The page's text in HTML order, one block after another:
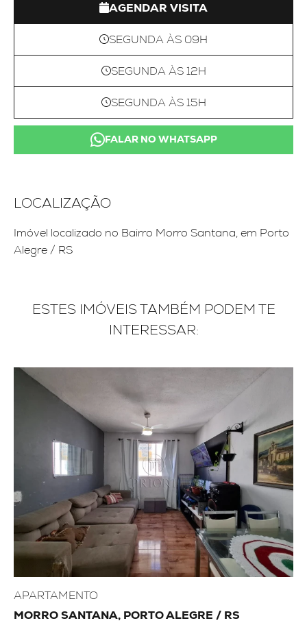
AGENDAR VISITA
SEGUNDA ÀS 09H
SEGUNDA ÀS 12H
SEGUNDA ÀS 15H
FALAR NO WHATSAPP
LOCALIZAÇÃO
Imóvel localizado no Bairro Morro Santana, em Porto
Alegre / RS
ESTES IMÓVEIS TAMBÉM PODEM TE
INTERESSAR:
APARTAMENTO
MORRO SANTANA, PORTO ALEGRE / RS